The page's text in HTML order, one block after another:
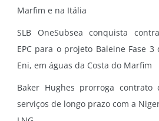
Marfim e na Itália
SLB OneSubsea conquista
EPC para o projeto Baleine Fase 3
Eni, em águas da Costa do Marfim
Baker Hughes prorroga contrato
serviços de longo prazo com a